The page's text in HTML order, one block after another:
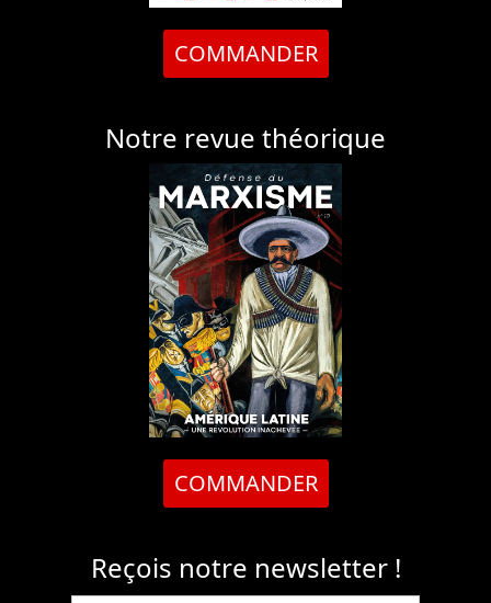
COMMANDER
Notre revue théorique
COMMANDER
Reçois notre newsletter !